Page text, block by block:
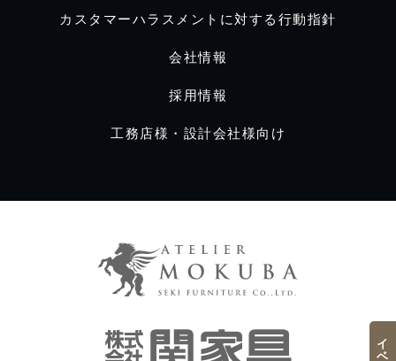
カスタマーハラスメントに対する行動指針
会社情報
採用情報
工務店様・設計会社様向け